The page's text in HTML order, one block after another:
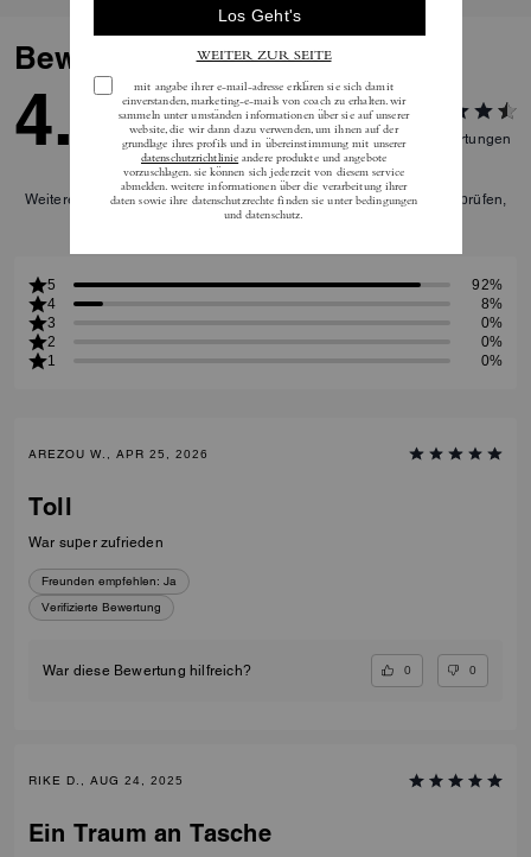
Bewertungen
4.9 12 Bewertungen
Weitere Informationen darüber, wie wir unsere Bewertungen überprüfen,
finden Siehier
5
92%
4
8%
3
0%
2
0%
1
0%
AREZOU W., APR 25, 2026
Toll
War super zufrieden
Freunden empfehlen: Ja
Verifizierte Bewertung
War diese Bewertung hilfreich? 0 0
RIKE D., AUG 24, 2025
Ein Traum an Tasche